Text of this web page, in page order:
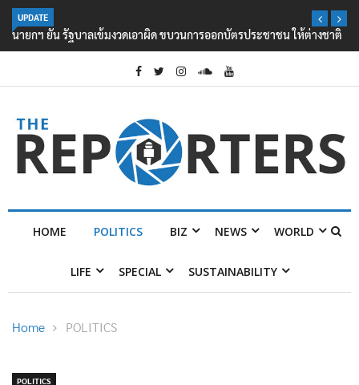
UPDATE
นายกฯ ยัน รัฐบาลเข้มงวดเอาผิด ขบวนการออกบัตรประชาชน ให้ต่างชาติ
HOME POLITICS BIZ NEWS WORLD
LIFE SPECIAL SUSTAINABILITY
Home POLITICS
POLITICS